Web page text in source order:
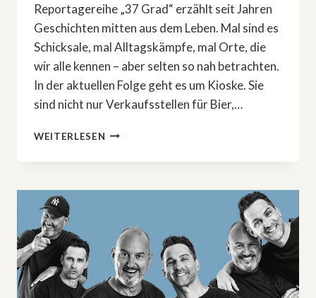
Reportagereihe „37 Grad“ erzählt seit Jahren
Geschichten mitten aus dem Leben. Mal sind es
Schicksale, mal Alltagskämpfe, mal Orte, die
wir alle kennen – aber selten so nah betrachten.
In der aktuellen Folge geht es um Kioske. Sie
sind nicht nur Verkaufsstellen für Bier,…
WEITERLESEN »37
ZEIGT:
KIOSK
ALS
BIER
UND
ZIGARETTEN